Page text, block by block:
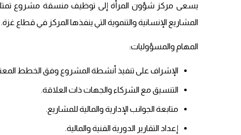
يسعى مركز شؤون المرأة إلى توظيف منسقة مشروع تمتلك
المشاريع الإنسانية والتنموية التي ينفذها المركز في قطاع غزة.
المهام والمسؤوليات:
الإشراف على تنفيذ أنشطة المشروع وفق الخطط
التنسيق مع الشركاء والجهات ذات العلاقة.
متابعة الجوانب الإدارية والمالية للمشاريع.
إعداد التقارير الدورية الفنية والمالية.